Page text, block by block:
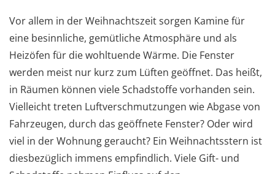
Vor allem in der Weihnachtszeit sorgen Kamine für
eine besinnliche, gemütliche Atmosphäre und als
Heizöfen für die wohltuende Wärme. Die Fenster
werden meist nur kurz zum Lüften geöffnet. Das heißt,
in Räumen können viele Schadstoffe vorhanden sein.
Vielleicht treten Luftverschmutzungen wie Abgase von
Fahrzeugen, durch das geöffnete Fenster? Oder wird
viel in der Wohnung geraucht? Ein Weihnachtsstern ist
diesbezüglich immens empfindlich. Viele Gift- und